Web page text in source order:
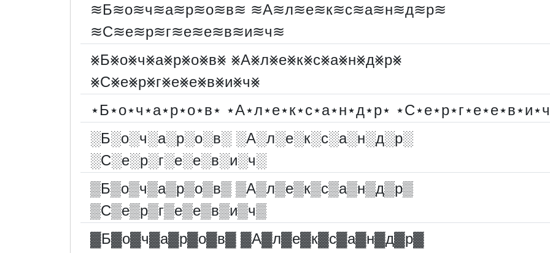
≋Б≋о≋ч≋а≋р≋о≋в≋ ≋А≋л≋е≋к≋с≋а≋н≋д≋р≋
≋С≋е≋р≋г≋е≋е≋в≋и≋ч≋
⨳Б⨳о⨳ч⨳а⨳р⨳о⨳в⨳ ⨳А⨳л⨳е⨳к⨳с⨳а⨳н⨳д⨳р⨳
⨳С⨳е⨳р⨳г⨳е⨳е⨳в⨳и⨳ч⨳
⋆Б⋆о⋆ч⋆а⋆р⋆о⋆в⋆ ⋆А⋆л⋆е⋆к⋆с⋆а⋆н⋆д⋆р⋆
░︎Б░︎о░︎ч░︎а░︎р░︎о░︎в░︎ ░︎А░︎л░︎е░︎к░︎с░︎а░︎н░︎д░︎р░︎
░︎С░︎е░︎р░︎г░︎е░︎е░︎в░︎и░︎ч░︎
▒Б▒о▒ч▒а▒р▒о▒в▒ ▒А▒л▒е▒к▒с▒а▒н▒д▒р▒
▒С▒е▒р▒г▒е▒е▒в▒и▒ч▒
▓︎Б▓︎о▓︎ч▓︎а▓︎р▓︎о▓︎в▓︎ ▓︎А▓︎л▓︎е▓︎к▓︎с▓︎а▓︎н▓︎д▓︎р▓︎